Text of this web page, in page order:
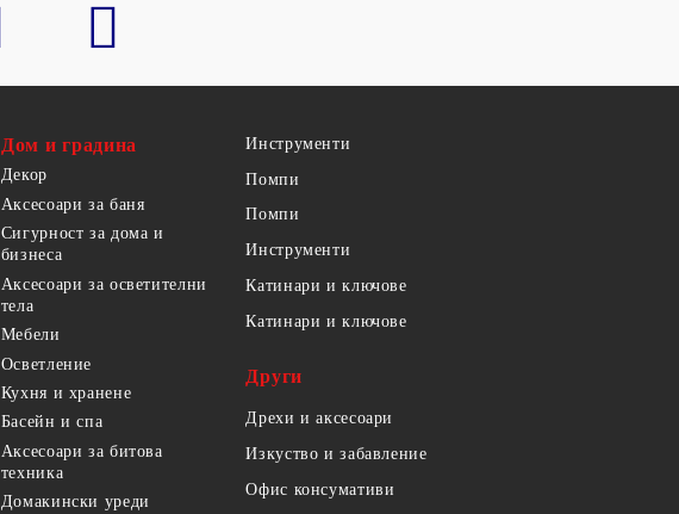
Дом и градина
Декор
Аксесоари за баня
Сигурност за дома и
бизнеса
Аксесоари за осветителни
тела
Мебели
Осветление
Кухня и хранене
Басейн и спа
Аксесоари за битова
техника
Домакински уреди
Инструменти
Помпи
Помпи
Инструменти
Катинари и ключове
Катинари и ключове
Други
Дрехи и аксесоари
Изкуство и забавление
Офис консумативи